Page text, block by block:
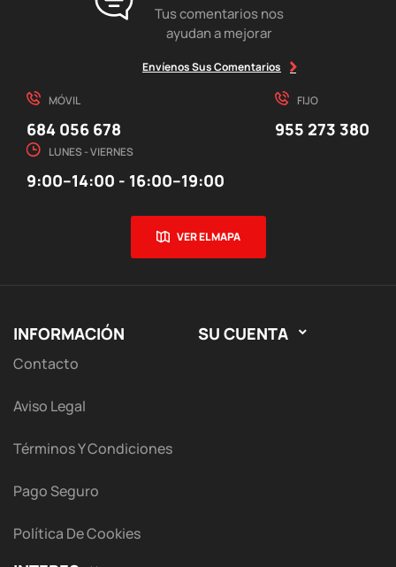
Tus comentarios nos
ayudan a mejorar
Envíenos Sus Comentarios
MÓVIL
684 056 678
FIJO
955 273 380
LUNES - VIERNES
9:00–14:00 - 16:00–19:00
VER EL MAPA
INFORMACIÓN
Contacto
Aviso Legal
Términos Y Condiciones
Pago Seguro
Política De Cookies
SU CUENTA 